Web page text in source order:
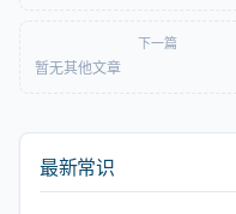
下一篇
暂无其他文章
最新常识